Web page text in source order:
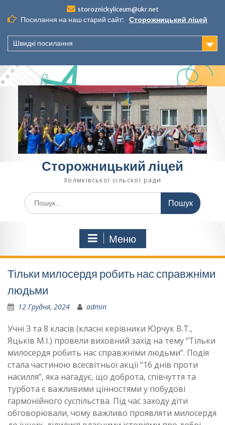
до
вмісту
storoznickyliceum@ukr.net
Посилання на наш старий сайт: Сторожницький ліцей
Швидкі посилання
Сторожницький ліцей
Холмківської сільскої ради
Шукати:
Меню
Тільки милосердя робить нас справжніми
людьми
12 Грудня, 2024 admin
Учні 3 та 8 класів (класні керівники Юрчук В.Т.,
Яцьків М.І.) провели виховний захід на тему “Тільки
милосердя робить нас справжніми людьми”. Подія
стала частиною всесвітньої акції “16 днів проти
насилля”, яка нагадує, що доброта, співчуття та
турбота є важливими цінностями у побудові
гармонійного суспільства. Під час заходу діти
обговорювали, чому важливо проявляти милосердя